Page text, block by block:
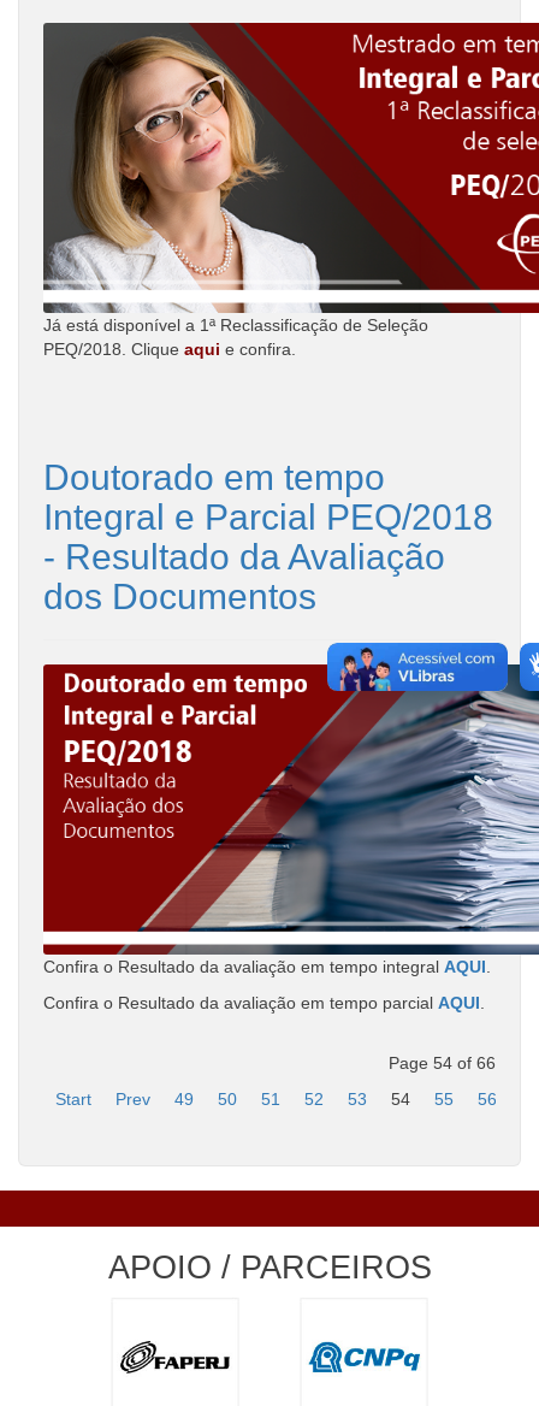
Já está disponível a 1ª Reclassificação de Seleção
PEQ/2018. Clique aqui e confira.
Doutorado em tempo
Integral e Parcial PEQ/2018
- Resultado da Avaliação
dos Documentos
Confira o Resultado da avaliação em tempo integral AQUI
Confira o Resultado da avaliação em tempo parcial AQUI
Page 54 of 66
Start
Prev 49 50 51 52 53 54 55 56
APOIO / PARCEIROS